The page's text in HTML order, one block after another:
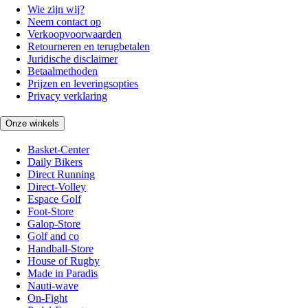
Wie zijn wij?
Neem contact op
Verkoopvoorwaarden
Retourneren en terugbetalen
Juridische disclaimer
Betaalmethoden
Prijzen en leveringsopties
Privacy verklaring
Onze winkels
Basket-Center
Daily Bikers
Direct Running
Direct-Volley
Espace Golf
Foot-Store
Galop-Store
Golf and co
Handball-Store
House of Rugby
Made in Paradis
Nauti-wave
On-Fight